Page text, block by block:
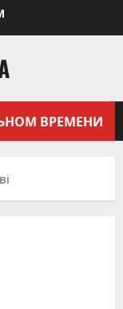
ВРЕМЕНИ